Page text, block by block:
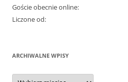
Goście obecnie online:
Liczone od:
ARCHIWALNE WPISY
Archiwalne